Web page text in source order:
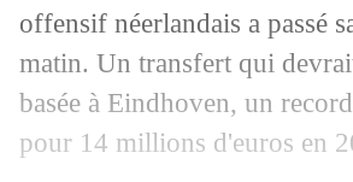
offensif néerlandais a passé
matin. Un transfert qui
basée à Eindhoven, un
pour 14 millions d'euros en
07/07 PSG: Ugarte
07/07 Barça: un ultimatum